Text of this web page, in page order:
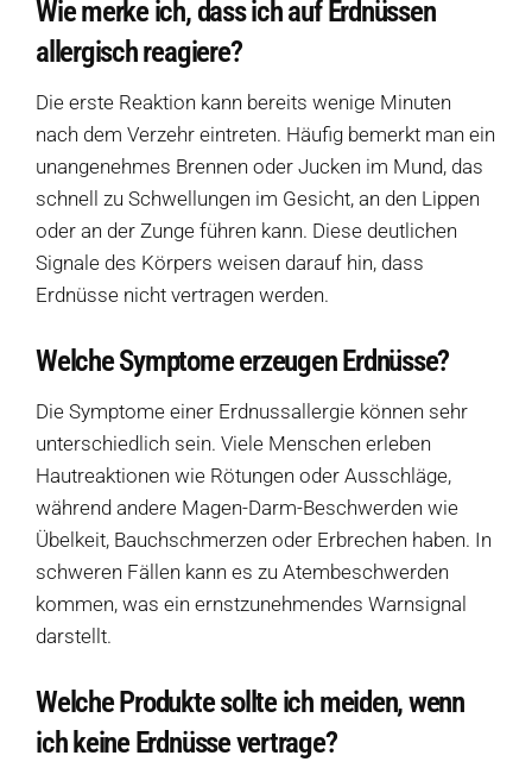
Wie merke ich, dass ich auf Erdnüssen
allergisch reagiere?
Die erste Reaktion kann bereits wenige Minuten
nach dem Verzehr eintreten. Häufig bemerkt man ein
unangenehmes Brennen oder Jucken im Mund, das
schnell zu Schwellungen im Gesicht, an den Lippen
oder an der Zunge führen kann. Diese deutlichen
Signale des Körpers weisen darauf hin, dass
Erdnüsse nicht vertragen werden.
Welche Symptome erzeugen Erdnüsse?
Die Symptome einer Erdnussallergie können sehr
unterschiedlich sein. Viele Menschen erleben
Hautreaktionen wie Rötungen oder Ausschläge,
während andere Magen-Darm-Beschwerden wie
Übelkeit, Bauchschmerzen oder Erbrechen haben. In
schweren Fällen kann es zu Atembeschwerden
kommen, was ein ernstzunehmendes Warnsignal
darstellt.
Welche Produkte sollte ich meiden, wenn
ich keine Erdnüsse vertrage?
Hofladen Seebach
Verkaufswagen-Tour
Weitere Verkaufsstellen
Über uns